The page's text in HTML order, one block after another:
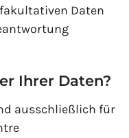
Daten
Ihrer Daten?
ausschließlich für